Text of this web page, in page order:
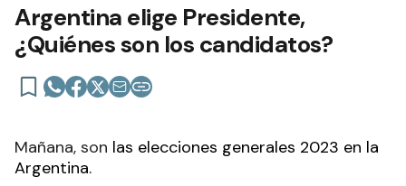
Argentina elige Presidente,
¿Quiénes son los candidatos?
Mañana, son las elecciones generales 2023 en la
Argentina.